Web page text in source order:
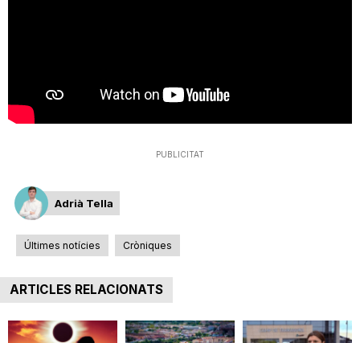
PUBLICITAT
Adrià Tella
Últimes notícies Cròniques
ARTICLES RELACIONATS